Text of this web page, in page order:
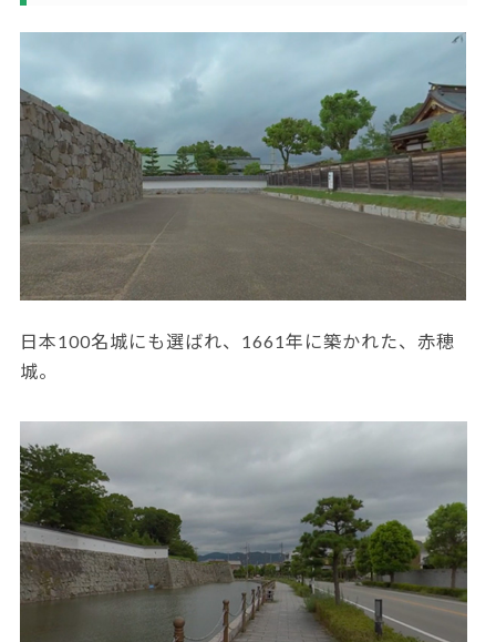
日本100名城にも選ばれ、1661年に築かれた、赤穂
城。